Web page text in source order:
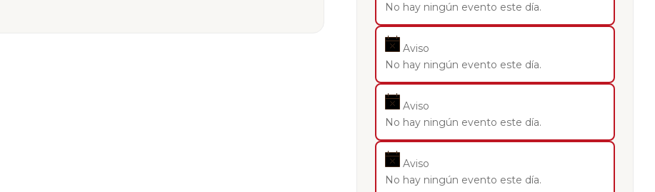
No hay ningún evento este día.
Aviso
No hay ningún evento este día.
Aviso
No hay ningún evento este día.
Aviso
No hay ningún evento este día.